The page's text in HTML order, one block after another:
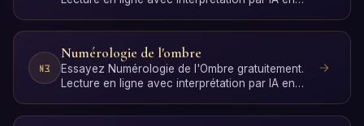
Numérologie de l'ombre
Essayez Numérologie de l'Ombre gratuitement.
Lecture en ligne avec interprétation par IA en